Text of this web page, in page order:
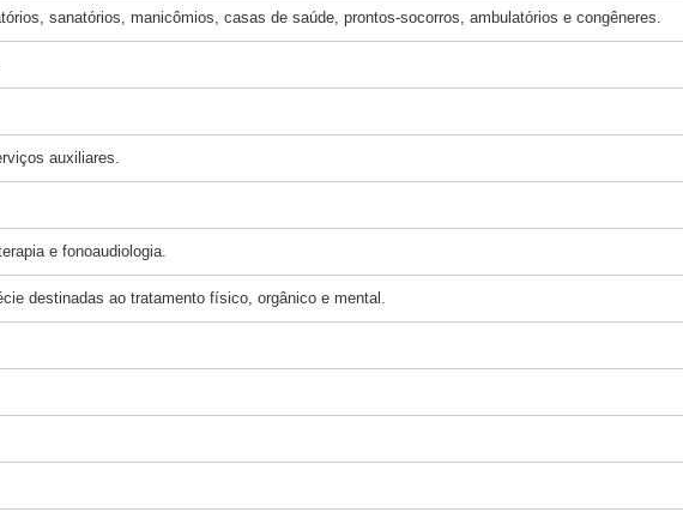
sanatórios, manicômios, casas de saúde, prontos-socorros, ambulatórios e congêneres.
auxiliares.
e fonoaudiologia.
destinadas ao tratamento físico, orgânico e mental.